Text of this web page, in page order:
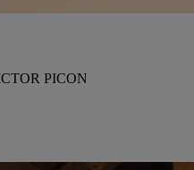
PICON